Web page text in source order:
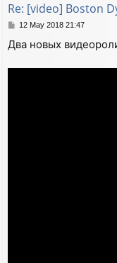
Re: [video] Boston
P
s
12 May 2018 21:47
Два новых